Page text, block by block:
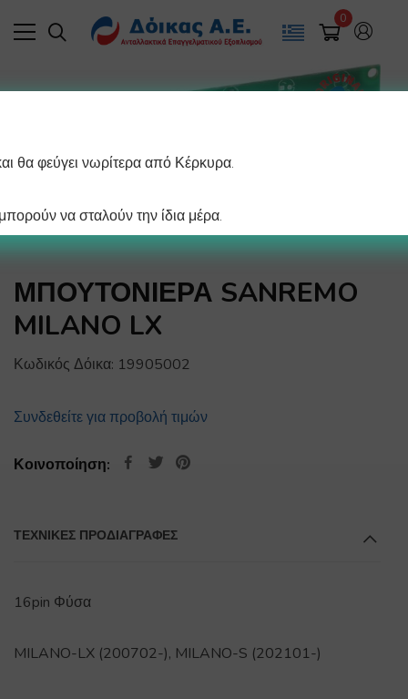
0
ΜΠΟΥΤΟΝΙΕΡΑ SANREMO
MILANO LX
Κωδικός Δόικα: 19905002
Συνδεθείτε για προβολή τιμών
Κοινοποίηση:
ΤΕΧΝΙΚΕΣ ΠΡΟΔΙΑΓΡΑΦΕΣ
16pin Φύσα
MILANO-LX (200702-), MILANO-S (202101-)
θα φεύγει νωρίτερα από Κέρκυρα.
να σταλούν την ίδια μέρα.